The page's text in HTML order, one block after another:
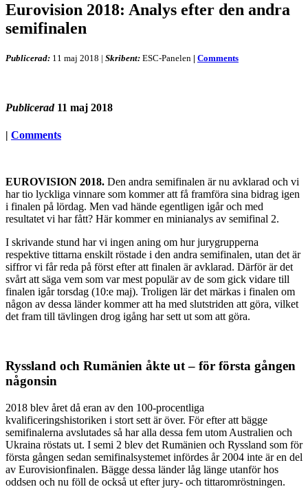
Eurovision 2018: Analys efter den andra
semifinalen
Publicerad: 11 maj 2018 | Skribent: ESC-Panelen | Comments
Publicerad 11 maj 2018
| Comments
EUROVISION 2018. Den andra semifinalen är nu avklarad och vi
har tio lyckliga vinnare som kommer att få framföra sina bidrag igen
i finalen på lördag. Men vad hände egentligen igår och med
resultatet vi har fått? Här kommer en minianalys av semifinal 2.
I skrivande stund har vi ingen aning om hur jurygrupperna
respektive tittarna enskilt röstade i den andra semifinalen, utan det är
siffror vi får reda på först efter att finalen är avklarad. Därför är det
svårt att säga vem som var mest populär av de som gick vidare till
finalen igår torsdag (10:e maj). Troligen lär det märkas i finalen om
någon av dessa länder kommer att ha med slutstriden att göra, vilket
det fram till tävlingen drog igång har sett ut som att göra.
Ryssland och Rumänien åkte ut – för första gången
någonsin
2018 blev året då eran av den 100-procentliga
kvalificeringshistoriken i stort sett är över. För efter att bägge
semifinalerna avslutades så har alla dessa fem utom Australien och
Ukraina röstats ut. I semi 2 blev det Rumänien och Ryssland som för
första gången sedan semifinalsystemet infördes år 2004 inte är en del
av Eurovisionfinalen. Bägge dessa länder låg länge utanför hos
oddsen och nu föll de också ut efter jury- och tittaromröstningen.